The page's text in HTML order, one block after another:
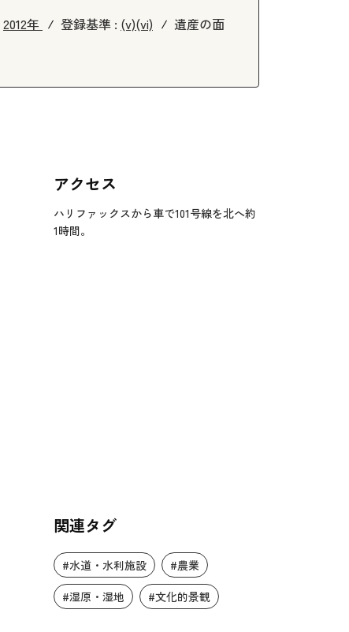
2012年 登録基準 : (v)(vi)
遺産の面
アクセス
ハリファックスから車で101号線を北へ約
1時間。
関連タグ
#水道・水利施設
#農業
#湿原・湿地
#文化的景観